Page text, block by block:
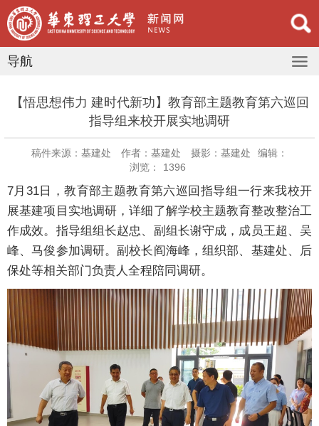
导航
【悟思想伟力 建时代新功】教育部主题教育第六巡回
指导组来校开展实地调研
稿件来源：基建处 作者：基建处 摄影：基建处
编辑：
浏览：
1396
7月31日，教育部主题教育第六巡回指导组一行来我校开
展基建项目实地调研，详细了解学校主题教育整改整治工
作成效。指导组组长赵忠、副组长谢守成，成员王超、吴
峰、马俊参加调研。副校长阎海峰，组织部、基建处、后
保处等相关部门负责人全程陪同调研。